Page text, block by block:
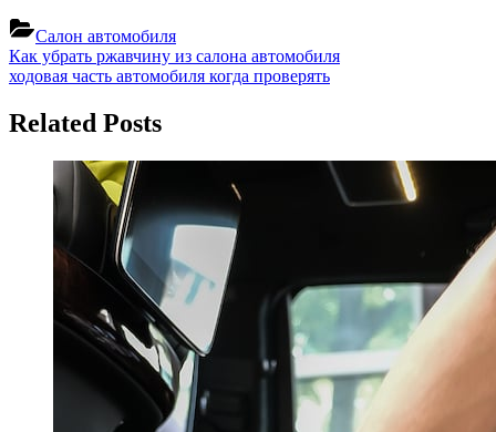
Салон автомобиля
Навигация
по
записям
Previous
Post:
Как убрать ржавчину из салона автомобиля
Next
ходовая часть автомобиля когда проверять
Related Posts